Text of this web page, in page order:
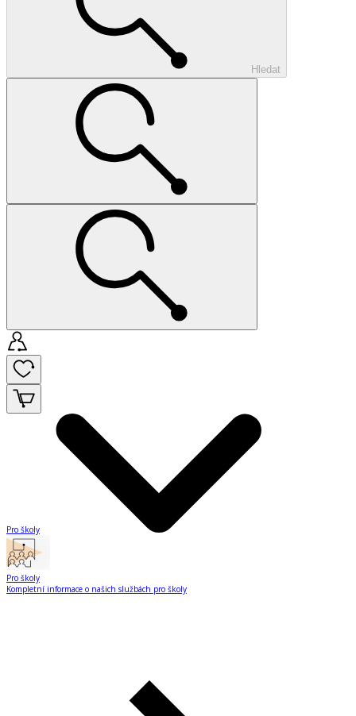
Hledat
Pro školy
Pro školy
Kompletní informace o našich službách pro školy